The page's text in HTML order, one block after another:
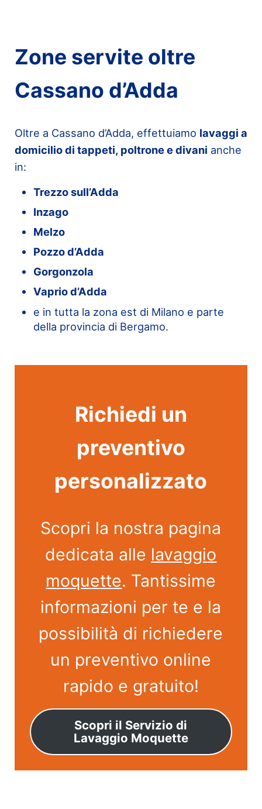
Zone servite oltre
Cassano d’Adda
Oltre a Cassano d’Adda, effettuiamo lavaggi a
domicilio di tappeti, poltrone e divani anche
in:
Trezzo sull’Adda
Inzago
Melzo
Pozzo d’Adda
Gorgonzola
Vaprio d’Adda
e in tutta la zona est di Milano e parte
della provincia di Bergamo.
Richiedi un
preventivo
personalizzato
Scopri la nostra pagina
dedicata alle lavaggio
moquette. Tantissime
informazioni per te e la
possibilità di richiedere
un preventivo online
rapido e gratuito!
Scopri il Servizio di
Lavaggio Moquette